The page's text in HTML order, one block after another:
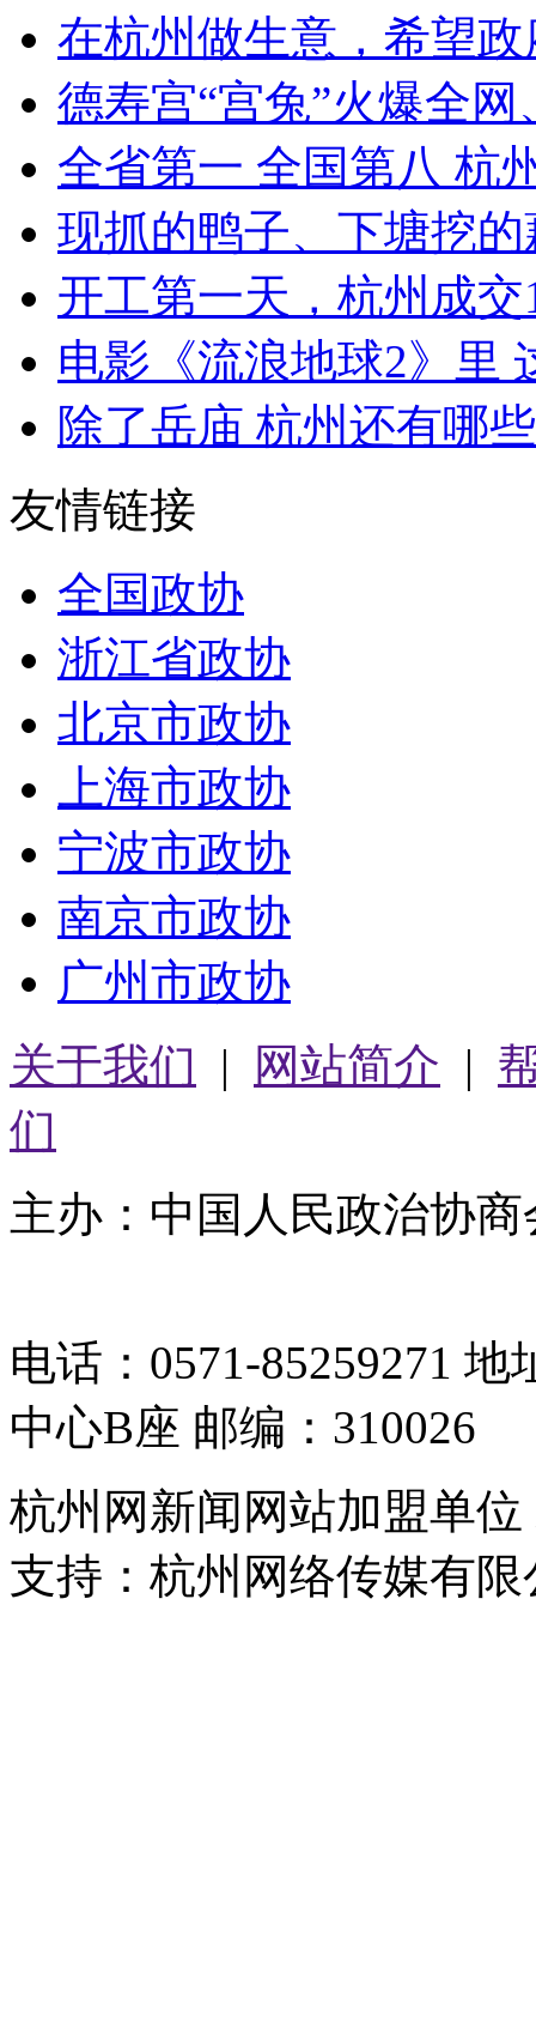
在杭州做生意，希望
德寿宫“宫兔”火爆全
全省第一 全国第八 杭
现抓的鸭子、下塘挖
开工第一天，杭州成交
电影《流浪地球2》里
除了岳庙 杭州还有哪
友情链接
全国政协
浙江省政协
北京市政协
上海市政协
宁波市政协
南京市政协
广州市政协
关于我们 | 网站简介 |
们
主办：中国人民政治协
电话：0571-85259271
中心B座 邮编：310026
杭州网新闻网站加盟单
支持：杭州网络传媒有限